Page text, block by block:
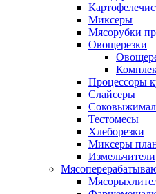
Миксеры
Мясорубки
Овощерезки
Процессоры
Слайсеры
Тестомесы
Хлеборезки
Миксеры
Измельчители